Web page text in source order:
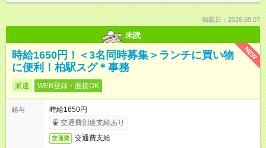
掲載日：2026.08.07
未読
NEW
時給1650円！＜3名同時募集＞ランチに買い物
に便利！柏駅スグ＊事務
派遣 WEB登録・面接OK
給与
時給1650円
交通費別途支給あり
交通費 交通費支給